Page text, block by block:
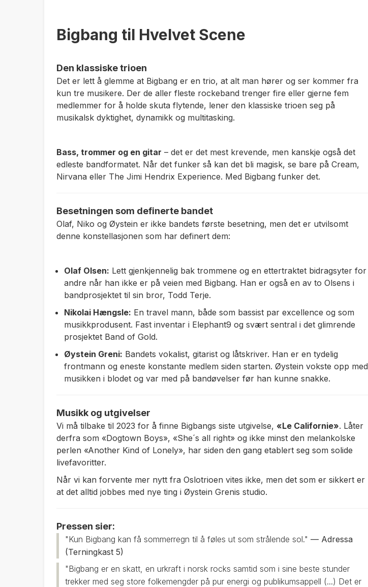
Bigbang til Hvelvet Scene
Den klassiske trioen
Det er lett å glemme at Bigbang er en trio, at alt man hører og ser kommer fra
kun tre musikere. Der de aller fleste rockeband trenger fire eller gjerne fem
medlemmer for å holde skuta flytende, lener den klassiske trioen seg på
musikalsk dyktighet, dynamikk og multitasking.
Bass, trommer og en gitar – det er det mest krevende, men kanskje også det
edleste bandformatet. Når det funker så kan det bli magisk, se bare på Cream,
Nirvana eller The Jimi Hendrix Experience. Med Bigbang funker det.
Besetningen som definerte bandet
Olaf, Niko og Øystein er ikke bandets første besetning, men det er utvilsomt
denne konstellasjonen som har definert dem:
Olaf Olsen: Lett gjenkjennelig bak trommene og en ettertraktet bidragsyter for
andre når han ikke er på veien med Bigbang. Han er også en av to Olsens i
bandprosjektet til sin bror, Todd Terje.
Nikolai Hængsle: En travel mann, både som bassist par excellence og som
musikkprodusent. Fast inventar i Elephant9 og svært sentral i det glimrende
prosjektet Band of Gold.
Øystein Greni: Bandets vokalist, gitarist og låtskriver. Han er en tydelig
frontmann og eneste konstante medlem siden starten. Øystein vokste opp med
musikken i blodet og var med på bandøvelser før han kunne snakke.
Musikk og utgivelser
Vi må tilbake til 2023 for å finne Bigbangs siste utgivelse, «Le Californie». Låter
derfra som «Dogtown Boys», «She´s all right» og ikke minst den melankolske
perlen «Another Kind of Lonely», har siden den gang etablert seg som solide
livefavoritter.
Når vi kan forvente mer nytt fra Oslotrioen vites ikke, men det som er sikkert er
at det alltid jobbes med nye ting i Øystein Grenis studio.
Pressen sier:
"Kun Bigbang kan få sommerregn til å føles ut som strålende sol." — Adressa
(Terningkast 5)
"Bigbang er en skatt, en urkraft i norsk rocks samtid som i sine beste stunder
trekker med seg store folkemengder på pur energi og publikumsappell (...) Det er